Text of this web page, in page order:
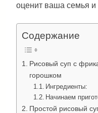
оценит ваша семья и
Содержание
Рисовый суп с
горошком
Ингредиенты:
Начинаем
Простой рисовый